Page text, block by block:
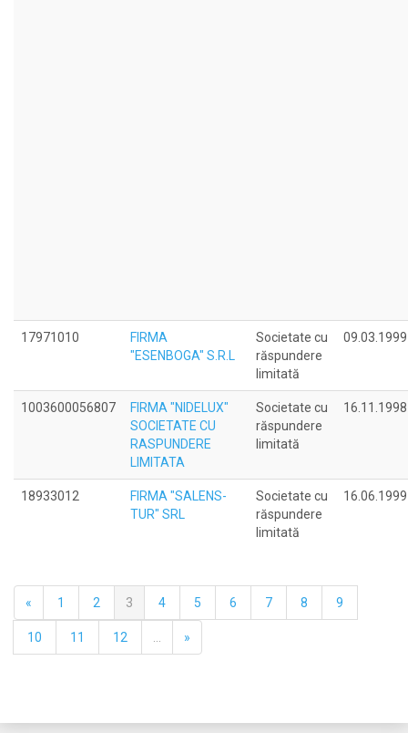
17971010
FIRMA
"ESENBOGA" S.R.L
Societate cu
răspundere
limitată
09.03.1999
1003600056807
FIRMA "NIDELUX"
SOCIETATE CU
RASPUNDERE
LIMITATA
Societate cu
răspundere
limitată
16.11.1998
18933012
FIRMA "SALENS-
TUR" SRL
Societate cu
răspundere
limitată
16.06.1999
« 1 2 3 4 5 6 7 8 9
10 11 12 »